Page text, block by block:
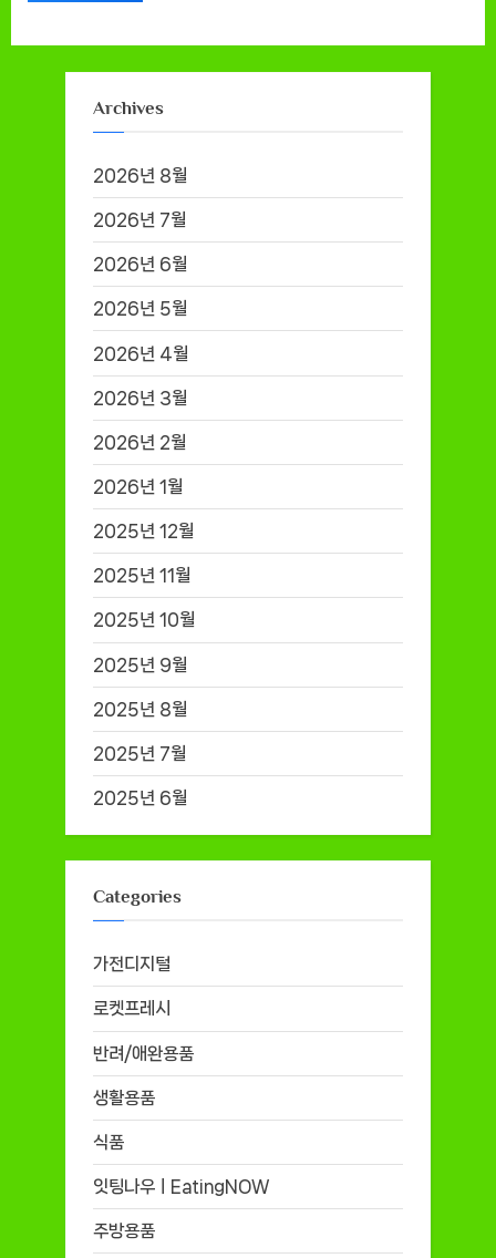
Archives
2026년 8월
2026년 7월
2026년 6월
2026년 5월
2026년 4월
2026년 3월
2026년 2월
2026년 1월
2025년 12월
2025년 11월
2025년 10월
2025년 9월
2025년 8월
2025년 7월
2025년 6월
Categories
가전디지털
로켓프레시
반려/애완용품
생활용품
식품
잇팅나우ㅣEatingNOW
주방용품